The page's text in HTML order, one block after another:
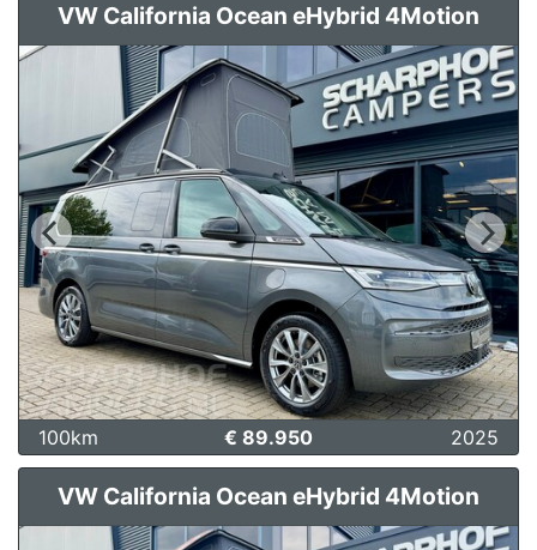
VW California Ocean eHybrid 4Motion
100km € 89.950 2025
VW California Ocean eHybrid 4Motion